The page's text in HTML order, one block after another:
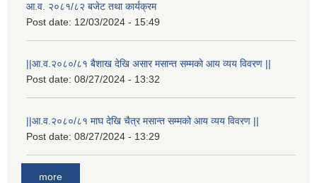
आ.व. २०८१/८२ बजेट तथा कार्यक्रम
Post date: 12/03/2024 - 15:49
||आ.व.२०८०/८१ बैशाख देखि असार मसान्त सम्मको आय व्यय विवरण ||
Post date: 08/27/2024 - 13:32
||आ.व.२०८०/८१ माघ देखि चैत्र मसान्त सम्मको आय व्यय विवरण ||
Post date: 08/27/2024 - 13:29
more